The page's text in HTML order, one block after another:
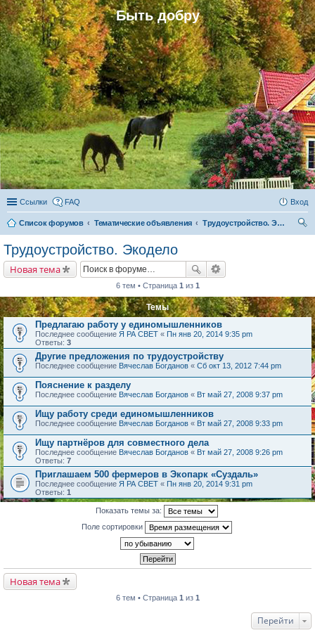
Быть добру
Ссылки FAQ Вход
Список форумов Тематические объявления
Трудоустройство. Экодело
Трудоустройство. Экодело
Новая тема
6 тем • Страница 1 из 1
Темы
Предлагаю работу у единомышленников
Последнее сообщение Я РА СВЕТ « Пн янв 20, 2014 9:35 pm
Ответы: 3
Другие предложения по трудоустройству
Последнее сообщение Вячеслав Богданов « Сб окт 13, 2012 7:44 pm
Пояснение к разделу
Последнее сообщение Вячеслав Богданов « Вт май 27, 2008 9:37 pm
Ищу работу среди единомышленников
Последнее сообщение Вячеслав Богданов « Вт май 27, 2008 9:33 pm
Ищу партнёров для совместного дела
Последнее сообщение Вячеслав Богданов « Вт май 27, 2008 9:26 pm
Ответы: 7
Приглашаем 500 фермеров в Экопарк «Суздаль»
Последнее сообщение Я РА СВЕТ « Пн янв 20, 2014 9:31 pm
Ответы: 1
Показать темы за:
Поле сортировки
Новая тема
6 тем • Страница 1 из 1
Перейти